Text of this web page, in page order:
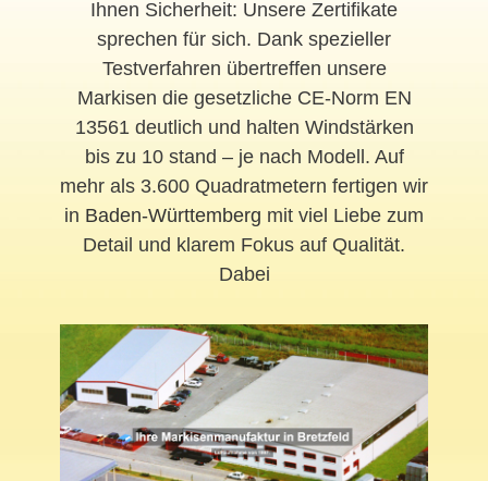
Ihnen Sicherheit: Unsere Zertifikate
sprechen für sich. Dank spezieller
Testverfahren übertreffen unsere
Markisen die gesetzliche CE-Norm EN
13561 deutlich und halten Windstärken
bis zu 10 stand – je nach Modell. Auf
mehr als 3.600 Quadratmetern fertigen wir
in Baden-Württemberg mit viel Liebe zum
Detail und klarem Fokus auf Qualität.
Dabei